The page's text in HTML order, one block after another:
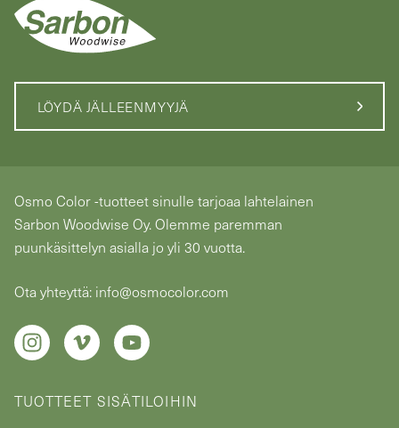
LÖYDÄ JÄLLEENMYYJÄ
Osmo Color -tuotteet sinulle tarjoaa lahtelainen
Sarbon Woodwise Oy. Olemme paremman
puunkäsittelyn asialla jo yli 30 vuotta.
Ota yhteyttä: info@osmocolor.com
TUOTTEET SISÄTILOIHIN